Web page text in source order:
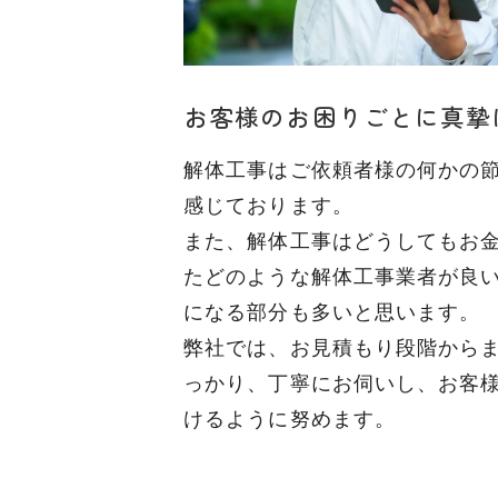
お客様のお困りごとに真
解体工事はご依頼者様の何かの
感じております。
また、解体工事はどうしてもお
たどのような解体工事業者が良
になる部分も多いと思います。
弊社では、お見積もり段階から
っかり、丁寧にお伺いし、お客
けるように努めます。